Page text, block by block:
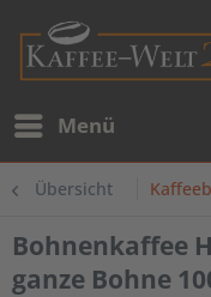
Menü
Übersicht
Bohnenkaffee
ganze Bohne